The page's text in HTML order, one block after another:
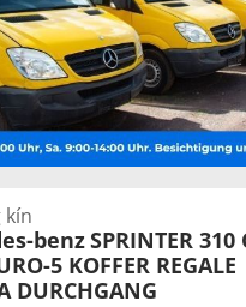
gian chứa hàng:4.380
2.000 mm, chiều cao
, Năm sản xuất:2011, chiều
bị:ABS, chương trình cân
trộm (immobilizer),
lực kéo, máy tính trên xe,
kín
benzSPRINTER 310
5 KOFFER REGALE
DURCHGANG